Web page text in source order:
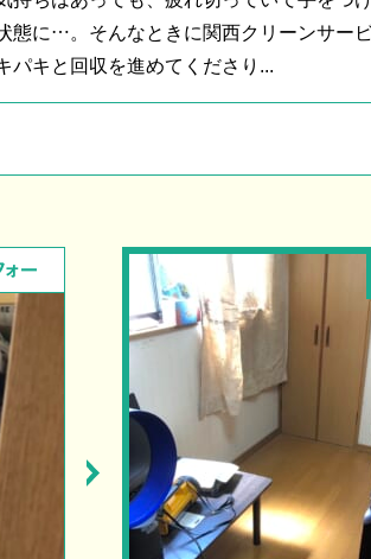
態に…。そんなときに関西クリーンサー
パキと回収を進めてくださり...
ォー